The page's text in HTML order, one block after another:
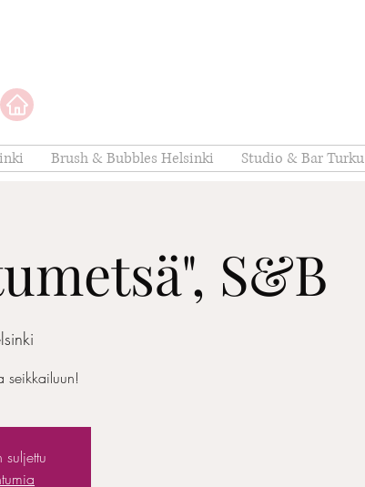
Brush & Bubbles Helsinki Studio & Bar Turku
S&B
seikkailuun!
suljettu